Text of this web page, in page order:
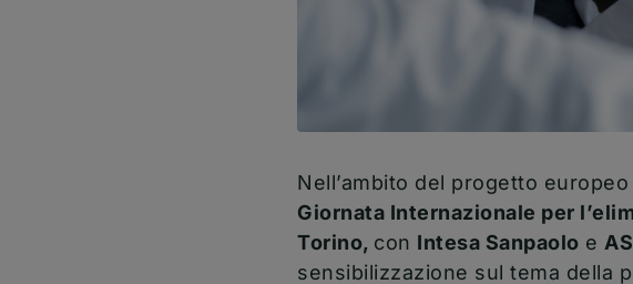
Nell’ambito del progetto europeo
Giornata Internazionale per
Torino, con Intesa Sanpaolo e
sensibilizzazione sul tema della